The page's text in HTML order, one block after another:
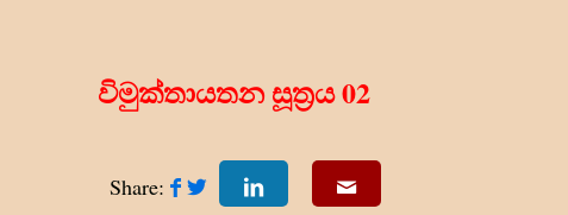
විමුක්තායතන සූත්‍රය 02
Share: